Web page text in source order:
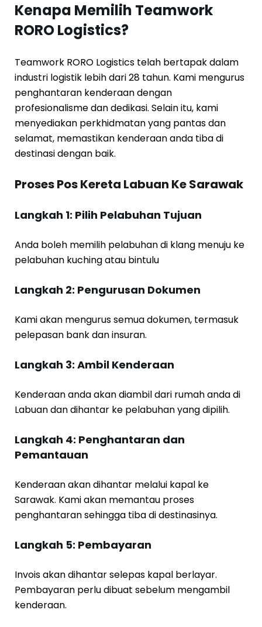
Kenapa Memilih Teamwork
RORO Logistics?
Teamwork RORO Logistics telah bertapak dalam
industri logistik lebih dari 28 tahun. Kami mengurus
penghantaran kenderaan dengan
profesionalisme dan dedikasi. Selain itu, kami
menyediakan perkhidmatan yang pantas dan
selamat, memastikan kenderaan anda tiba di
destinasi dengan baik.
Proses Pos Kereta Labuan Ke Sarawak
Langkah 1: Pilih Pelabuhan Tujuan
Anda boleh memilih pelabuhan di klang menuju ke
pelabuhan kuching atau bintulu
Langkah 2: Pengurusan Dokumen
Kami akan mengurus semua dokumen, termasuk
pelepasan bank dan insuran.
Langkah 3: Ambil Kenderaan
Kenderaan anda akan diambil dari rumah anda di
Labuan dan dihantar ke pelabuhan yang dipilih.
Langkah 4: Penghantaran dan
Pemantauan
Kenderaan akan dihantar melalui kapal ke
Sarawak. Kami akan memantau proses
penghantaran sehingga tiba di destinasinya.
Langkah 5: Pembayaran
Invois akan dihantar selepas kapal berlayar.
Pembayaran perlu dibuat sebelum mengambil
kenderaan.